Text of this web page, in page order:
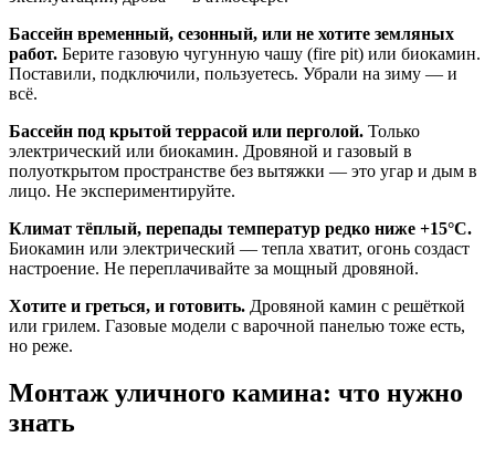
Бассейн временный, сезонный, или не хотите земляных
работ. Берите газовую чугунную чашу (fire pit) или биокамин.
Поставили, подключили, пользуетесь. Убрали на зиму — и
всё.
Бассейн под крытой террасой или перголой. Только
электрический или биокамин. Дровяной и газовый в
полуоткрытом пространстве без вытяжки — это угар и дым в
лицо. Не экспериментируйте.
Климат тёплый, перепады температур редко ниже +15°C.
Биокамин или электрический — тепла хватит, огонь создаст
настроение. Не переплачивайте за мощный дровяной.
Хотите и греться, и готовить. Дровяной камин с решёткой
или грилем. Газовые модели с варочной панелью тоже есть,
но реже.
Монтаж уличного камина: что нужно
знать